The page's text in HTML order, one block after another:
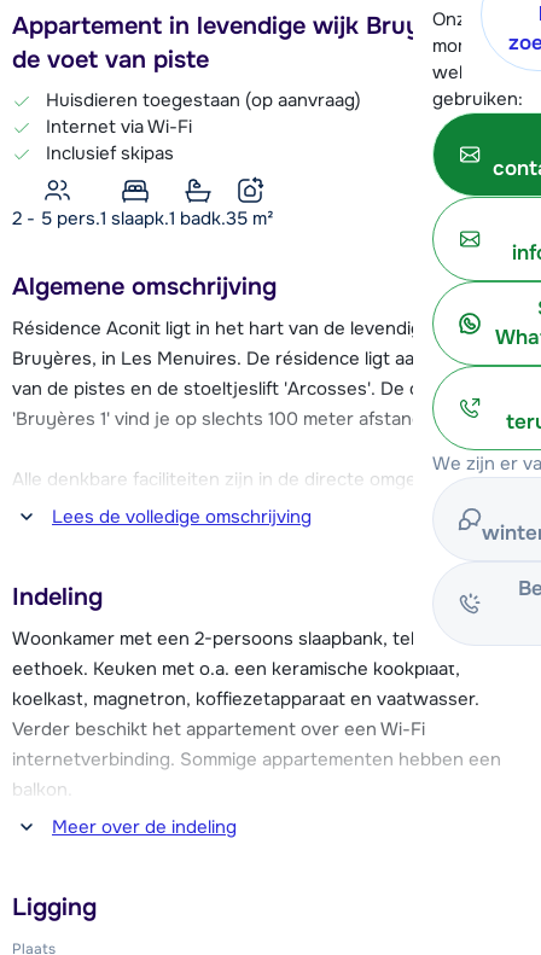
Onze
moment
wel alvast
gebruiken:
We zijn er
Appartement in levendige wijk Bruyères aan
de voet van piste
Huisdieren toegestaan (op aanvraag)
Internet via Wi-Fi
Inclusief skipas
2 - 5 pers.1 slaapk.1 badk.35 m²
Algemene omschrijving
Résidence Aconit ligt in het hart van de levendige wijk
Bruyères, in Les Menuires. De résidence ligt aan de voet
van de pistes en de stoeltjeslift 'Arcosses'. De cabinelift
'Bruyères 1' vind je op slechts 100 meter afstand.
Alle denkbare faciliteiten zijn in de directe omgeving van
résidence Aconit te vinden; winkels, restaurants, bars, een
schaatsbaan, een overdekt zwembad, een bioscoop en de
skischool (met kinderopvang). Er is een parkeergarage
(tegen betaling) en verder zijn er openbare parkeerplaatsen
in de buurt van de accommodatie (gratis). De résidence
beschikt over een skiberging en er is Wi-Fi aanwezig bij de
receptie en in de appartementen.
Lees de volledige omschrijving
Indeling
Woonkamer met een 2-persoons slaapbank, televisie en
eethoek. Keuken met o.a. een keramische kookplaat,
koelkast, magnetron, koffiezetapparaat en vaatwasser.
Verder beschikt het appartement over een Wi-Fi
internetverbinding. Sommige appartementen hebben een
balkon.
bad of douche. Toilet.
Meer over de indeling
Ligging
Plaats